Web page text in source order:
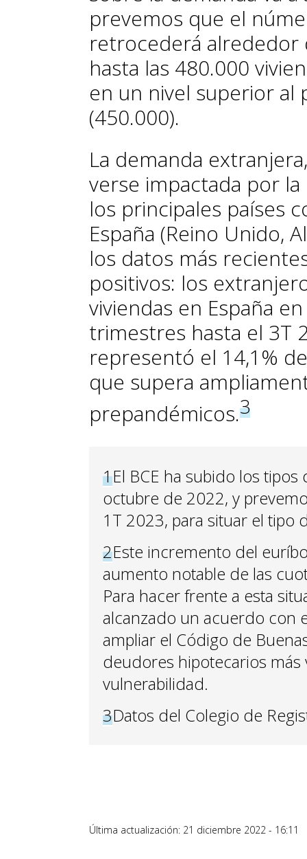
prevemos que el
retrocederá alrededor
hasta las 480.000
en un nivel superior
(450.000).
La demanda
verse impactada por
los principales países
España (Reino Unido,
los datos más
positivos: los
viviendas en España
trimestres hasta el 3T
representó el 14,1%
que supera
prepandémicos.3
1El BCE ha subido los
octubre de 2022, y
1T 2023, para situar el tipo
2Este incremento del
aumento notable de las
Para hacer frente a esta
alcanzado un acuerdo con
ampliar el Código de
deudores hipotecarios
vulnerabilidad.
3Datos del Colegio de
Última actualización: 21 diciembre 2022 - 16:11